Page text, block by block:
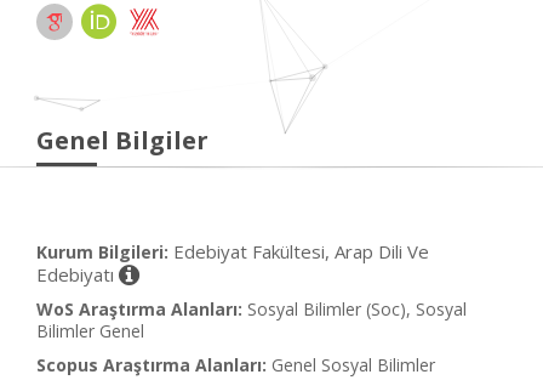
Genel Bilgiler
Kurum Bilgileri: Edebiyat Fakültesi, Arap Dili Ve
Edebiyatı
WoS Araştırma Alanları: Sosyal Bilimler (Soc), Sosyal
Bilimler Genel
Scopus Araştırma Alanları: Genel Sosyal Bilimler